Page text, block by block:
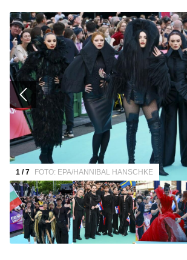
1 / 7 FOTO: EPA/HANNIBAL HANSCHKE